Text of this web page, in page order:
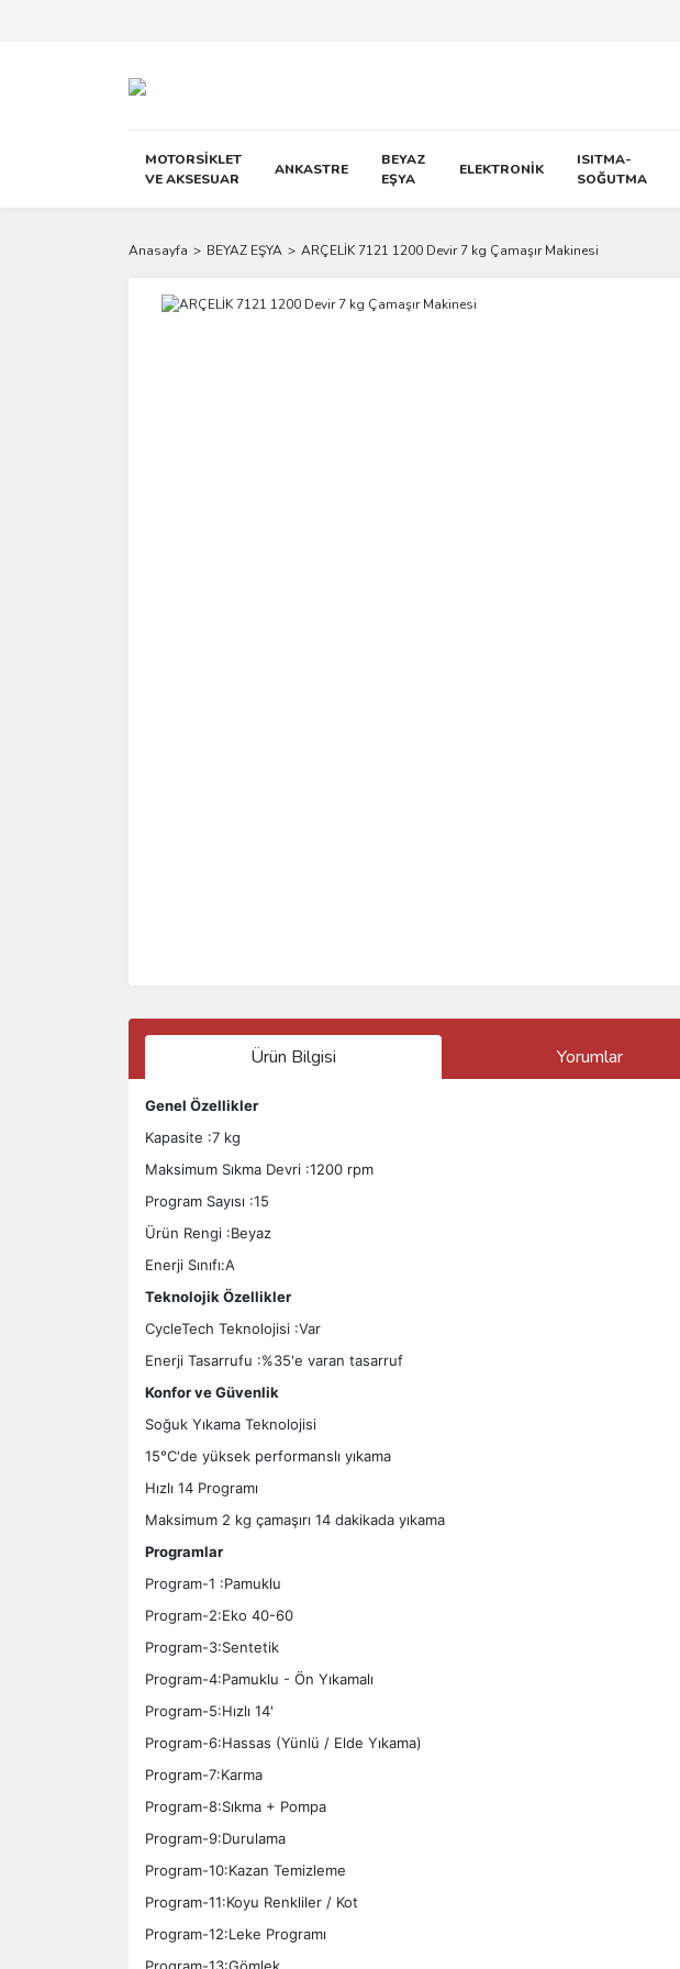
MOTORSİKLET
VE AKSESUAR
ANKASTRE
BEYAZ
EŞYA
ELEKTRONİK
ISITMA-
SOĞUTMA
Anasayfa BEYAZ EŞYA ARÇELİK 7121 1200 Devir 7 kg Çamaşır Makinesi
Ürün Bilgisi Yorumlar
Genel Özellikler
Kapasite :7 kg
Maksimum Sıkma Devri :1200 rpm
Program Sayısı :15
Ürün Rengi :Beyaz
Enerji Sınıfı:A
Teknolojik Özellikler
CycleTech Teknolojisi :Var
Enerji Tasarrufu :%35'e varan tasarruf
Konfor ve Güvenlik
Soğuk Yıkama Teknolojisi
15°C'de yüksek performanslı yıkama
Hızlı 14 Programı
Maksimum 2 kg çamaşırı 14 dakikada yıkama
Programlar
Program-1 :Pamuklu
Program-2:Eko 40-60
Program-3:Sentetik
Program-4:Pamuklu - Ön Yıkamalı
Program-5:Hızlı 14'
Program-6:Hassas (Yünlü / Elde Yıkama)
Program-7:Karma
Program-8:Sıkma + Pompa
Program-9:Durulama
Program-10:Kazan Temizleme
Program-11:Koyu Renkliler / Kot
Program-12:Leke Programı